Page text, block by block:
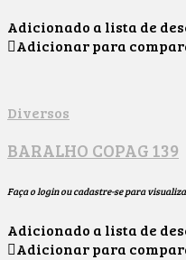
Adicionado a lista de
Adicionar para
Diversos
BARALHO COPAG 139
Faça o login ou cadastre-se para
Adicionado a lista de
Adicionar para